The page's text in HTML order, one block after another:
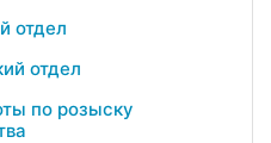
отдел
отдел
по розыску